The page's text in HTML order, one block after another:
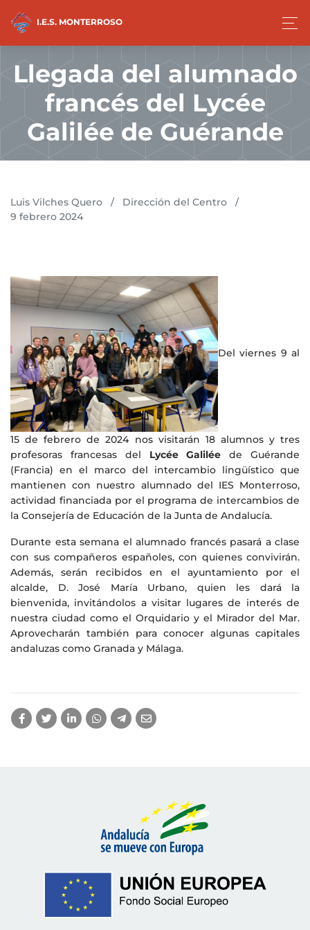
I.E.S. MONTERROSO
Llegada del alumnado
francés del Lycée
Galilée de Guérande
Luis Vilches Quero / Dirección del Centro
/
9 febrero 2024
Del viernes 9 al
15 de febrero de 2024 nos visitarán 18 alumnos y tres
profesoras francesas del Lycée Galilée de Guérande
(Francia) en el marco del intercambio lingüístico que
mantienen con nuestro alumnado del IES Monterroso,
actividad financiada por el programa de intercambios de
la Consejería de Educación de la Junta de Andalucía.
Durante esta semana el alumnado francés pasará a clase
con sus compañeros españoles, con quienes convivirán.
Además, serán recibidos en el ayuntamiento por el
alcalde, D. José María Urbano, quien les dará la
bienvenida, invitándolos a visitar lugares de interés de
nuestra ciudad como el Orquidario y el Mirador del Mar.
Aprovecharán también para conocer algunas capitales
andaluzas como Granada y Málaga.